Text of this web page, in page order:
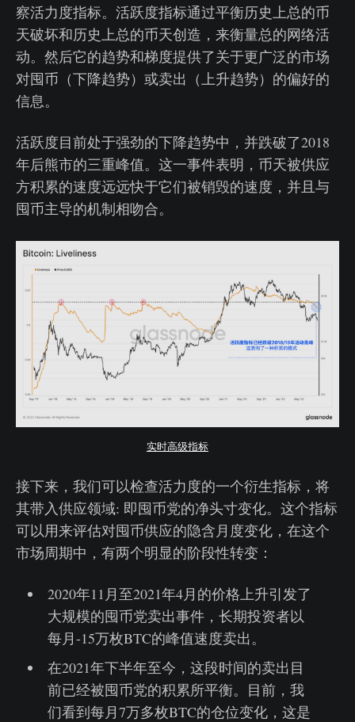
察活力度指标。活跃度指标通过平衡历史上总的币
天破坏和历史上总的币天创造，来衡量总的网络活
动。然后它的趋势和梯度提供了关于更广泛的市场
对囤币（下降趋势）或卖出（上升趋势）的偏好的
信息。
活跃度目前处于强劲的下降趋势中，并跌破了2018
年后熊市的三重峰值。这一事件表明，币天被供应
方积累的速度远远快于它们被销毁的速度，并且与
囤币主导的机制相吻合。
实时高级指标
接下来，我们可以检查活力度的一个衍生指标，将
其带入供应领域: 即囤币党的净头寸变化。这个指标
可以用来评估对囤币供应的隐含月度变化，在这个
市场周期中，有两个明显的阶段性转变：
2020年11月至2021年4月的价格上升引发了
大规模的囤币党卖出事件，长期投资者以
每月-15万枚BTC的峰值速度卖出。
在2021年下半年至今，这段时间的卖出目
前已经被囤币党的积累所平衡。目前，我
们看到每月7万多枚BTC的仓位变化，这是